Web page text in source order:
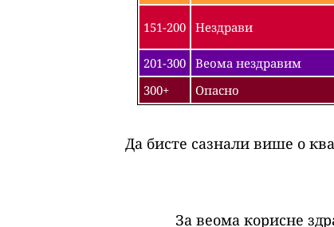
151-200 Нездрави
201-300 Веома нездравим
300+
Опасно
Да бисте сазнали више о
За веома корисне